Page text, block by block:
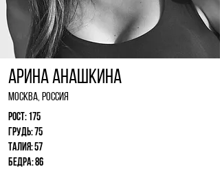
Арина Анашкина
Москва, Россия
Рост: 175
Грудь: 75
Талия: 57
Бедра: 86